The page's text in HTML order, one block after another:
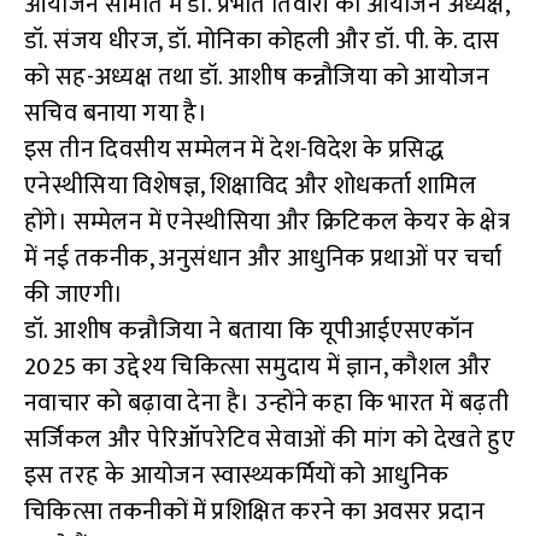
डॉ. संजय धीरज, डॉ. मोनिका कोहली और डॉ. पी. के. दास
को सह-अध्यक्ष तथा डॉ. आशीष कन्नौजिया को आयोजन
सचिव बनाया गया है।
इस तीन दिवसीय सम्मेलन में देश-विदेश के प्रसिद्ध
एनेस्थीसिया विशेषज्ञ, शिक्षाविद और शोधकर्ता शामिल
होंगे। सम्मेलन में एनेस्थीसिया और क्रिटिकल केयर के क्षेत्र
में नई तकनीक, अनुसंधान और आधुनिक प्रथाओं पर चर्चा
की जाएगी।
डॉ. आशीष कन्नौजिया ने बताया कि यूपीआईएसएकॉन
2025 का उद्देश्य चिकित्सा समुदाय में ज्ञान, कौशल और
नवाचार को बढ़ावा देना है। उन्होंने कहा कि भारत में बढ़ती
सर्जिकल और पेरिऑपरेटिव सेवाओं की मांग को देखते हुए
इस तरह के आयोजन स्वास्थ्यकर्मियों को आधुनिक
चिकित्सा तकनीकों में प्रशिक्षित करने का अवसर प्रदान